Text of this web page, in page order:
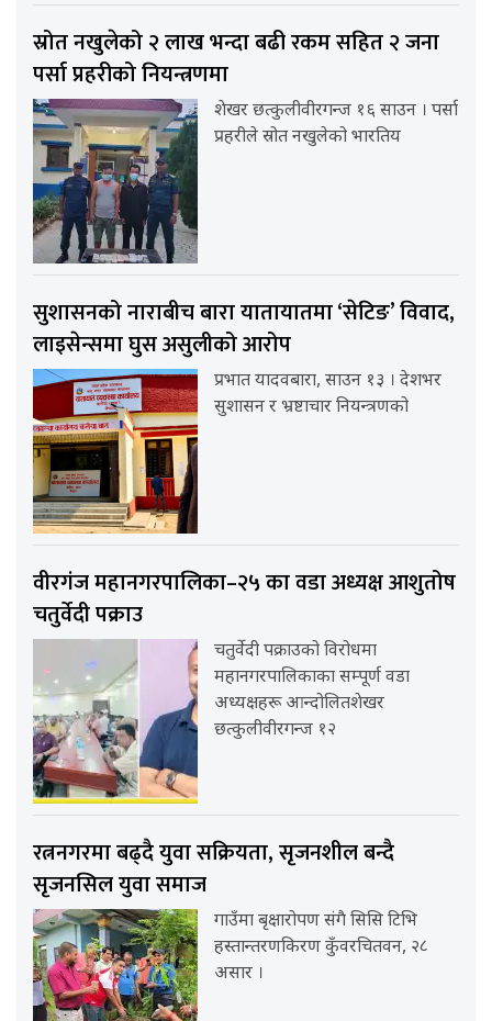
स्रोत नखुलेको २ लाख भन्दा बढी रकम सहित २ जना
पर्सा प्रहरीको नियन्त्रणमा
शेखर छत्कुलीवीरगन्ज १६ साउन । पर्सा
प्रहरीले स्रोत नखुलेको भारतिय
सुशासनको नाराबीच बारा यातायातमा ‘सेटिङ’ विवाद,
लाइसेन्समा घुस असुलीको आरोप
प्रभात यादवबारा, साउन १३ । देशभर
सुशासन र भ्रष्टाचार नियन्त्रणको
वीरगंज महानगरपालिका–२५ का वडा अध्यक्ष आशुतोष
चतुर्वेदी पक्राउ
चतुर्वेदी पक्राउको विरोधमा
महानगरपालिकाका सम्पूर्ण वडा
अध्यक्षहरू आन्दोलितशेखर
छत्कुलीवीरगन्ज १२
रत्ननगरमा बढ्दै युवा सक्रियता, सृजनशील बन्दै
सृजनसिल युवा समाज
गाउँमा बृक्षारोपण संगै सिसि टिभि
हस्तान्तरणकिरण कुँवरचितवन, २८
असार ।